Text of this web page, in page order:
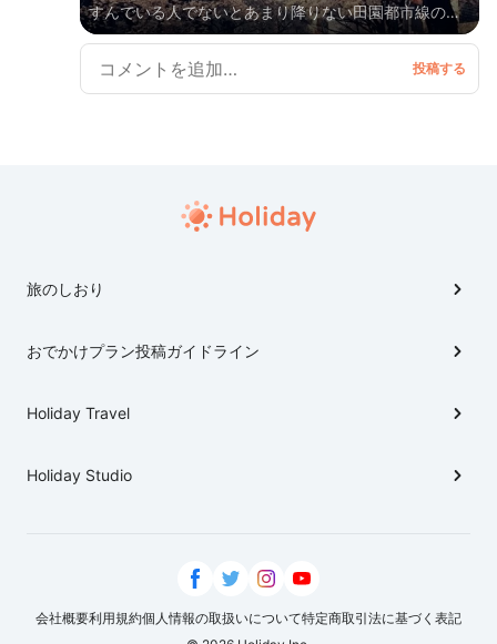
でお花見♪
すんでいる人でないとあまり降りない田園都市線の駅、
鷺沼。 実はここは隠れたお花見スポットがあるんで
す。 おいしいランチを食べて200mもの長さの桜並木
を歩けば春を感じることができますよ。 ほかにもおす
旅のしおり
おでかけプラン投稿ガイドライン
Holiday Travel
Holiday Studio
会社概要利用規約個人情報の取扱いについて特定商取引法に基づく表記